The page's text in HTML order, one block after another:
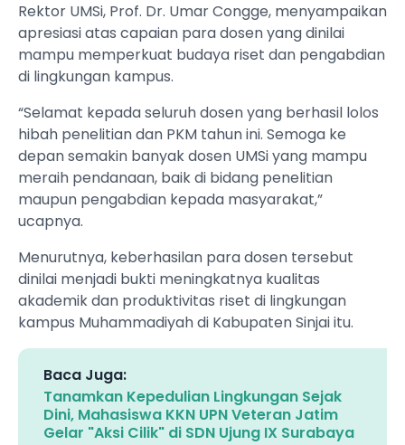
Rektor UMSi, Prof. Dr. Umar Congge, menyampaikan
apresiasi atas capaian para dosen yang dinilai
mampu memperkuat budaya riset dan pengabdian
di lingkungan kampus.
“Selamat kepada seluruh dosen yang berhasil lolos
hibah penelitian dan PKM tahun ini. Semoga ke
depan semakin banyak dosen UMSi yang mampu
meraih pendanaan, baik di bidang penelitian
maupun pengabdian kepada masyarakat,”
ucapnya.
Menurutnya, keberhasilan para dosen tersebut
dinilai menjadi bukti meningkatnya kualitas
akademik dan produktivitas riset di lingkungan
kampus Muhammadiyah di Kabupaten Sinjai itu.
Baca Juga:
Tanamkan Kepedulian Lingkungan Sejak
Dini, Mahasiswa KKN UPN Veteran Jatim
Gelar "Aksi Cilik" di SDN Ujung IX Surabaya